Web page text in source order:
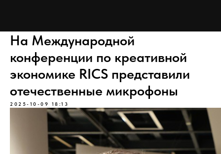
На Международной
конференции по креативной
экономике RICS представили
отечественные микрофоны
2025-10-09 18:13